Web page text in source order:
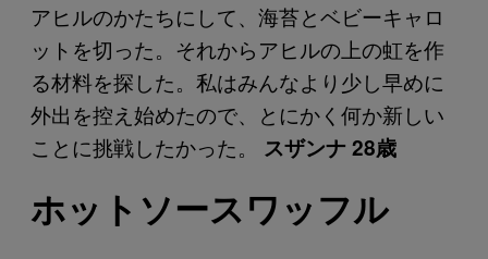
アヒルのかたちにして、海苔とベビーキャロ
ットを切った。それからアヒルの上の虹を作
る材料を探した。私はみんなより少し早めに
外出を控え始めたので、とにかく何か新しい
ことに挑戦したかった。 スザンナ 28歳
ホットソースワッフル